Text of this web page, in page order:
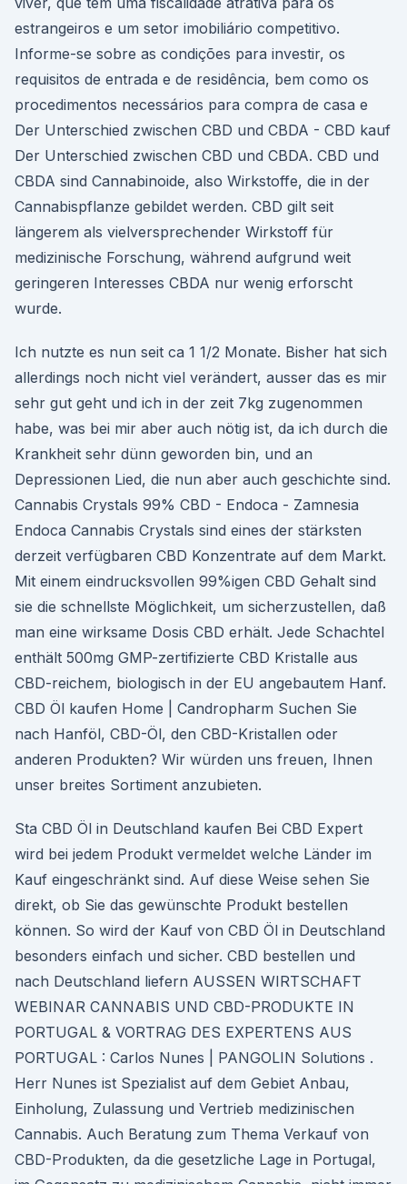
estrangeiros e um setor imobiliário competitivo.
Informe-se sobre as condições para investir, os
requisitos de entrada e de residência, bem como os
procedimentos necessários para compra de casa e
Der Unterschied zwischen CBD und CBDA - CBD kauf
Der Unterschied zwischen CBD und CBDA. CBD und
CBDA sind Cannabinoide, also Wirkstoffe, die in der
Cannabispflanze gebildet werden. CBD gilt seit
längerem als vielversprechender Wirkstoff für
medizinische Forschung, während aufgrund weit
geringeren Interesses CBDA nur wenig erforscht
wurde.
Ich nutzte es nun seit ca 1 1/2 Monate. Bisher hat sich
allerdings noch nicht viel verändert, ausser das es mir
sehr gut geht und ich in der zeit 7kg zugenommen
habe, was bei mir aber auch nötig ist, da ich durch die
Krankheit sehr dünn geworden bin, und an
Depressionen Lied, die nun aber auch geschichte sind.
Cannabis Crystals 99% CBD - Endoca - Zamnesia
Endoca Cannabis Crystals sind eines der stärksten
derzeit verfügbaren CBD Konzentrate auf dem Markt.
Mit einem eindrucksvollen 99%igen CBD Gehalt sind
sie die schnellste Möglichkeit, um sicherzustellen, daß
man eine wirksame Dosis CBD erhält. Jede Schachtel
enthält 500mg GMP-zertifizierte CBD Kristalle aus
CBD-reichem, biologisch in der EU angebautem Hanf.
CBD Öl kaufen Home | Candropharm Suchen Sie
nach Hanföl, CBD-Öl, den CBD-Kristallen oder
anderen Produkten? Wir würden uns freuen, Ihnen
unser breites Sortiment anzubieten.
Sta CBD Öl in Deutschland kaufen Bei CBD Expert
wird bei jedem Produkt vermeldet welche Länder im
Kauf eingeschränkt sind. Auf diese Weise sehen Sie
direkt, ob Sie das gewünschte Produkt bestellen
können. So wird der Kauf von CBD Öl in Deutschland
besonders einfach und sicher. CBD bestellen und
nach Deutschland liefern AUSSEN WIRTSCHAFT
WEBINAR CANNABIS UND CBD-PRODUKTE IN
PORTUGAL & VORTRAG DES EXPERTENS AUS
PORTUGAL : Carlos Nunes | PANGOLIN Solutions .
Herr Nunes ist Spezialist auf dem Gebiet Anbau,
Einholung, Zulassung und Vertrieb medizinischen
Cannabis. Auch Beratung zum Thema Verkauf von
CBD-Produkten, da die gesetzliche Lage in Portugal,